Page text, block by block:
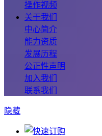
操作视频
关于我们
中心简介
能力资质
发展历程
公正性声明
加入我们
联系我们
隐藏